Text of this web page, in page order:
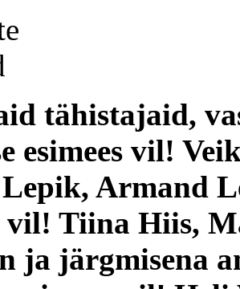
tähistajaid,
esimees vil!
Lepik, Armand
vil! Tiina Hiis,
ja järgmisena